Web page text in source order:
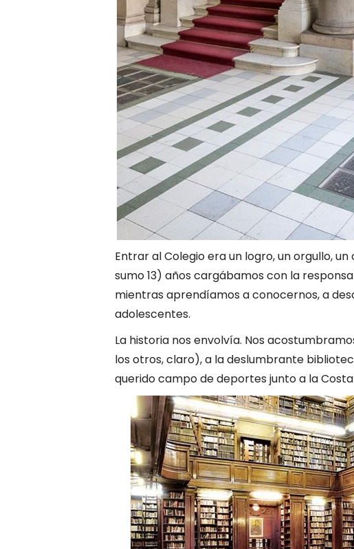
Entrar al Colegio era un logro, un orgullo,
sumo 13) años cargábamos con la
mientras aprendíamos a conocernos, a
adolescentes.
La historia nos envolvía. Nos
los otros, claro), a la deslumbrante
querido campo de deportes junto a la